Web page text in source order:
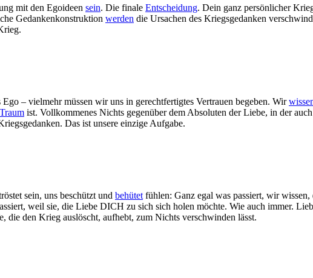
mit den Egoideen sein. Die finale Entscheidung. Dein ganz persönlicher
Gedankenkonstruktion werden die Ursachen des Kriegsgedanken
– vielmehr müssen wir uns in gerechtfertigtes Vertrauen begeben. Wir
Traum ist. Vollkommenes Nichts gegenüber dem Absoluten der Liebe, in der
Das ist unsere einzige Aufgabe.
sein, uns beschützt und behütet fühlen: Ganz egal was passiert, wir
weil sie, die Liebe DICH zu sich sich holen möchte. Wie auch immer.
die den Krieg auslöscht, aufhebt, zum Nichts verschwinden lässt.